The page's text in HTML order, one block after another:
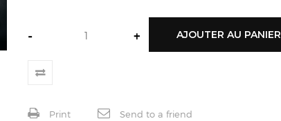
- + AJOUTER AU PANIER
Print Send to a friend